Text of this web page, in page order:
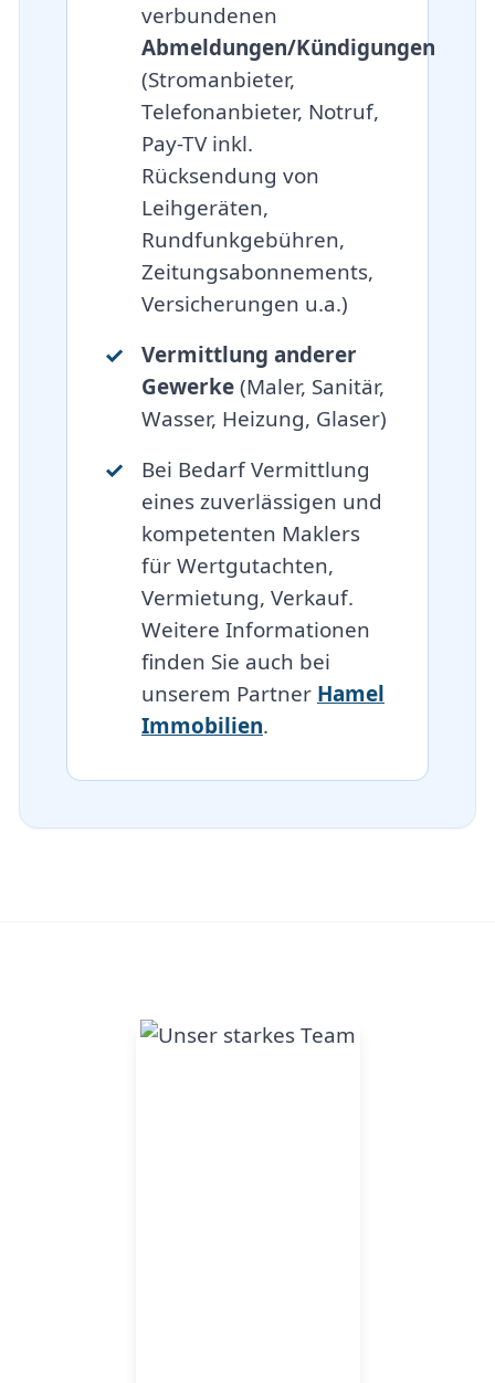
verbundenen
Abmeldungen/Kündigungen
(Stromanbieter,
Telefonanbieter, Notruf,
Pay-TV inkl.
Rücksendung von
Leihgeräten,
Rundfunkgebühren,
Zeitungsabonnements,
Versicherungen u.a.)
Vermittlung anderer
Gewerke(Maler, Sanitär,
Wasser, Heizung, Glaser)
Bei Bedarf Vermittlung
eines zuverlässigen und
kompetenten Maklers
für Wertgutachten,
Vermietung, Verkauf.
Weitere Informationen
finden Sie auch bei
unserem Partner Hamel
Immobilien.